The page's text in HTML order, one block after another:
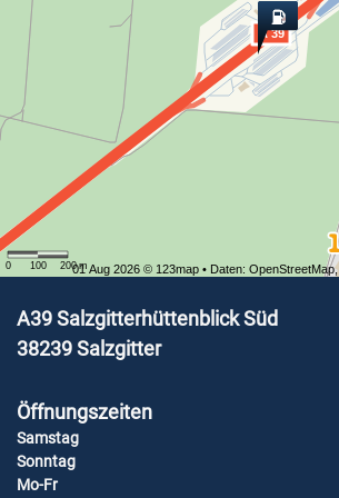
A 39
0 100 200 m
01 Aug 2026 © 123map • Daten: OpenStreetMap,
A39 Salzgitterhüttenblick Süd
38239Salzgitter
Öffnungszeiten
Samstag
Sonntag
Mo-Fr